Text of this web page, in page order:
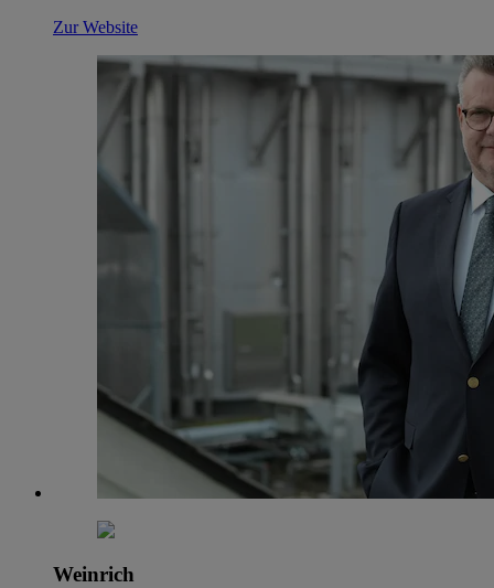
Zur Website
Weinrich